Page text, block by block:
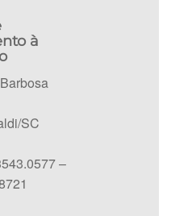
à
SC
–